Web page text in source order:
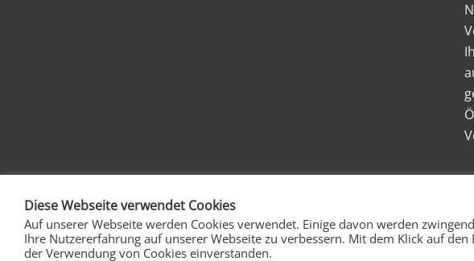
Diese Webseite verwendet Cookies
Auf unserer Webseite werden Cookies verwendet. Einige davon werden
Ihre Nutzererfahrung auf unserer Webseite zu verbessern. Mit dem Klick auf den
der Verwendung von Cookies einverstanden.